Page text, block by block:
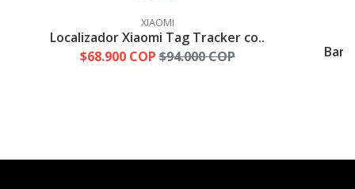
XIAOMI
Localizador Xiaomi Tag Tracker co..
$68.900 COP $94.000 COP